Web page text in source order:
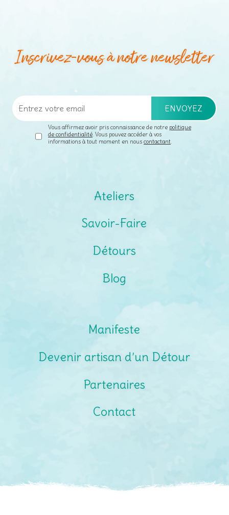
Inscrivez-vous à notre newsletter
Vous affirmez avoir pris connaissance de notre politique
de confidentialité. Vous pouvez accéder à vos
informations à tout moment en nous contactant.
Ateliers
Savoir-Faire
Détours
Blog
Manifeste
Devenir artisan d’un Détour
Partenaires
Contact